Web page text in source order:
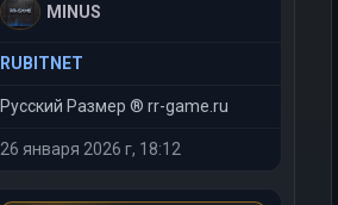
MINUS
RUBITNET
Русский Размер ® rr-game.ru
26 января 2026 г, 18:12